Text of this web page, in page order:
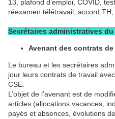
13, plafond d’emploi, COVID,
réexamen télétravail, accord
Secrétaires administratives du
Avenant des contrats de
Le bureau et les secrétaires
jour leurs contrats de travail
CSE.
L’objet de l’avenant est de
articles (allocations vacances,
payés et absences, évolutions